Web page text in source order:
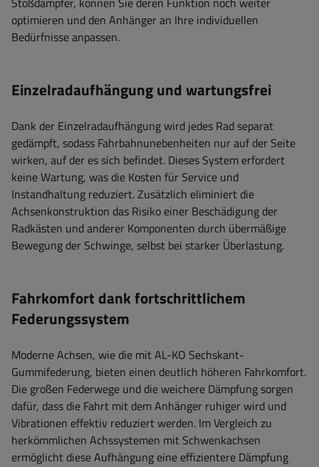
optimieren und den Anhänger an Ihre individuellen
Bedürfnisse anpassen.
Einzelradaufhängung und wartungsfrei
Dank der Einzelradaufhängung wird jedes Rad separat
gedämpft, sodass Fahrbahnunebenheiten nur auf der Seite
wirken, auf der es sich befindet. Dieses System erfordert
keine Wartung, was die Kosten für Service und
Instandhaltung reduziert. Zusätzlich eliminiert die
Achsenkonstruktion das Risiko einer Beschädigung der
Radkästen und anderer Komponenten durch übermäßige
Bewegung der Schwinge, selbst bei starker Überlastung.
Fahrkomfort dank fortschrittlichem
Federungssystem
Moderne Achsen, wie die mit AL-KO Sechskant-
Gummifederung, bieten einen deutlich höheren Fahrkomfort.
Die großen Federwege und die weichere Dämpfung sorgen
dafür, dass die Fahrt mit dem Anhänger ruhiger wird und
Vibrationen effektiv reduziert werden. Im Vergleich zu
herkömmlichen Achssystemen mit Schwenkachsen
ermöglicht diese Aufhängung eine effizientere Dämpfung